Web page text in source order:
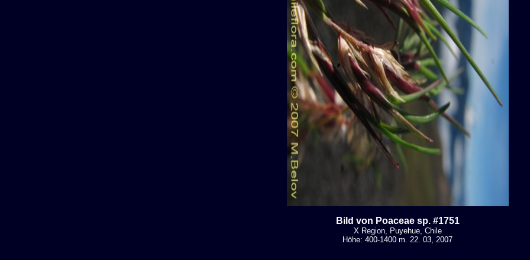
Bild von Poaceae sp. #1751
X Region, Puyehue, Chile
Höhe: 400-1400 m. 22. 03, 2007